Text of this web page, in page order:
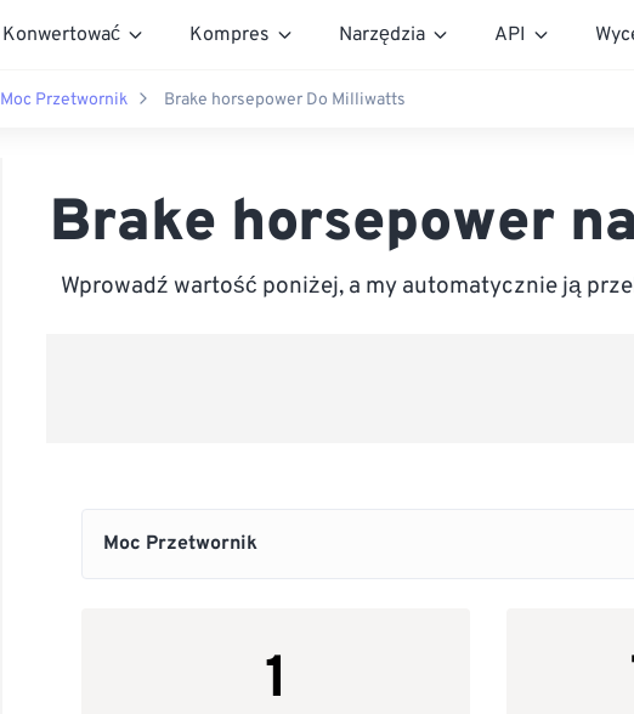
Konwertować Kompres Narzędzia API
Moc Przetwornik Brake horsepower Do Milliwatts
Brake horsepower
Wprowadź wartość poniżej, a my automatycznie ją